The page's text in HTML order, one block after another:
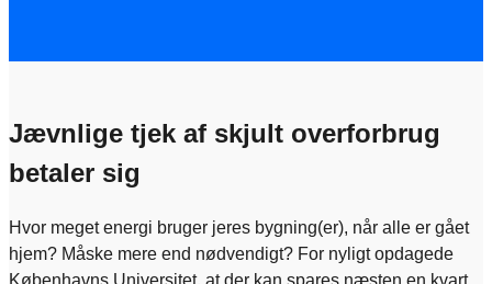
Jævnlige tjek af skjult overforbrug
betaler sig
Hvor meget energi bruger jeres bygning(er), når alle er gået
hjem? Måske mere end nødvendigt? For nyligt opdagede
Københavns Universitet, at der kan spares næsten en kvart